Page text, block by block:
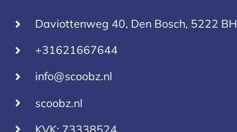
Daviottenweg 40, Den Bosch, 5222 BH
+31621667644
info@scoobz.nl
scoobz.nl
KVK: 73338524